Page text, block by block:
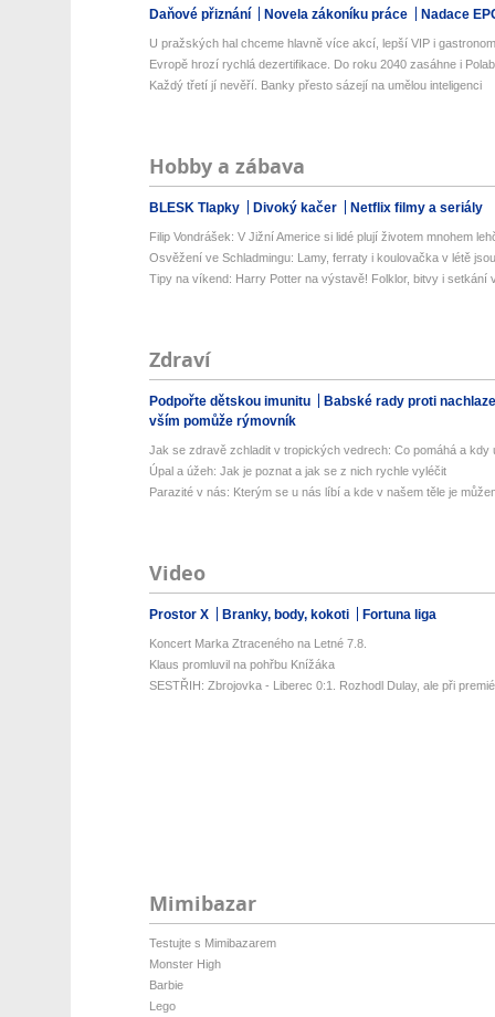
Daňové přiznání Novela zákoníku práce Nadace
U pražských hal chceme hlavně více akcí, lepší VIP i
Evropě hrozí rychlá dezertifikace. Do roku 2040 zasáhne i
Každý třetí jí nevěří. Banky přesto sázejí na umělou inteligenci
Hobby a zábava
BLESK Tlapky Divoký kačer Netflix filmy a seriály
Filip Vondrášek: V Jižní Americe si lidé plují životem mnohem
Osvěžení ve Schladmingu: Lamy, ferraty i koulovačka v létě
Tipy na víkend: Harry Potter na výstavě! Folklor, bitvy i setkání
Zdraví
Podpořte dětskou imunitu
Babské rady proti
vším pomůže rýmovník
Jak se zdravě zchladit v tropických vedrech: Co pomáhá a kdy
Úpal a úžeh: Jak je poznat a jak se z nich rychle vyléčit
Parazité v nás: Kterým se u nás líbí a kde v našem těle je
Video
Prostor X Branky, body, kokoti Fortuna liga
Koncert Marka Ztraceného na Letné 7.8.
Klaus promluvil na pohřbu Knížáka
SESTŘIH: Zbrojovka - Liberec 0:1. Rozhodl Dulay, ale při
Mimibazar
Testujte s Mimibazarem
Monster High
Barbie
Lego